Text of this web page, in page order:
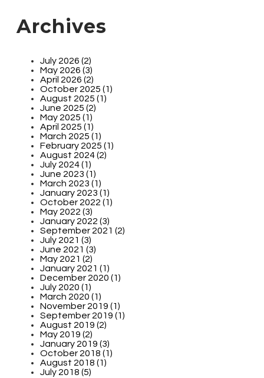
Archives
July 2026 (2)
May 2026 (3)
April 2026 (2)
October 2025 (1)
August 2025 (1)
June 2025 (2)
May 2025 (1)
April 2025 (1)
March 2025 (1)
February 2025 (1)
August 2024 (2)
July 2024 (1)
June 2023 (1)
March 2023 (1)
January 2023 (1)
October 2022 (1)
May 2022 (3)
January 2022 (3)
September 2021 (2)
July 2021 (3)
June 2021 (3)
May 2021 (2)
January 2021 (1)
December 2020 (1)
July 2020 (1)
March 2020 (1)
November 2019 (1)
September 2019 (1)
August 2019 (2)
May 2019 (2)
January 2019 (3)
October 2018 (1)
August 2018 (1)
July 2018 (5)